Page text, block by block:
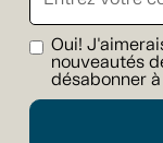
Oui!
nouveautés
désabonner